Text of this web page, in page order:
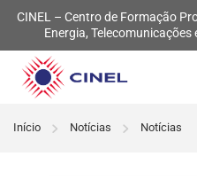
CINEL – Centro de Formação
Energia,
Início Notícias Notícias